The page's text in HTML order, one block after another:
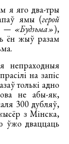
я яго два-тры
ямы (герой
— «Будзьма»),
ён жыў разам
непраходныя
на запіс
толькі адно
не абы-як,
300 дубляў,
з Мінска,
ўжо дваццаць